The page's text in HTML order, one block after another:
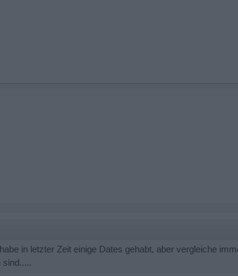
in letzter Zeit einige Dates gehabt, aber vergleiche
sind.....